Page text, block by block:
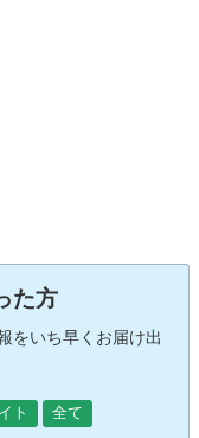
た方
をいち早くお届け出
ト 全て